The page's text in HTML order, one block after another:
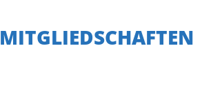
MITGLIEDSCHAFTEN